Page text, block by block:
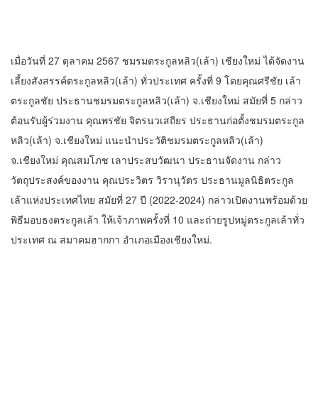
เมื่อวันที่ 27 ตุลาคม 2567 ชมรมตระกูลหลิว(เล้า) เชียงใหม่ ได้จัดงาน
เลี้ยงสังสรรค์ตระกูลหลิว(เล้า) ทั่วประเทศ ครั้งที่ 9 โดยคุณศรีชัย เล้า
ตระกูลชัย ประธานชมรมตระกูลหลิว(เล้า) จ.เชียงใหม่ สมัยที่ 5 กล่าว
ต้อนรับผู้ร่วมงาน คุณพรชัย จิตรนวเสถียร ประธานก่อตั้งชมรมตระกูล
หลิว(เล้า) จ.เชียงใหม่ แนะนำประวัติชมรมตระกูลหลิว(เล้า)
จ.เชียงใหม่ คุณสมโภช เลาประสบวัฒนา ประธานจัดงาน กล่าว
วัตถุประสงค์ของงาน คุณประวิตร วิรานุวัตร ประธานมูลนิธิตระกูล
เล้าแห่งประเทศไทย สมัยที่ 27 ปี (2022-2024) กล่าวเปิดงานพร้อมด้วย
พิธีมอบธงตระกูลเล้า ให้เจ้าภาพครั้งที่ 10 และถ่ายรูปหมู่ตระกูลเล้าทั่ว
ประเทศ ณ สมาคมฮากกา อำเภอเมืองเชียงใหม่.